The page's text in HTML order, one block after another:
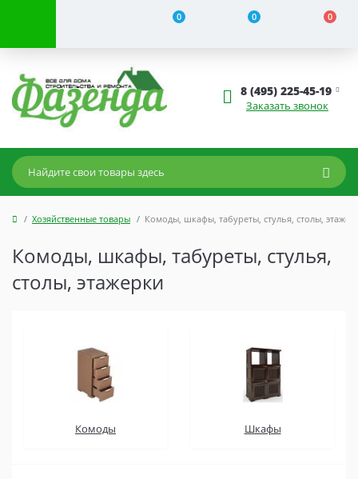
0 0 0
8 (495) 225-45-19
Заказать звонок
Хозяйственные товары Комоды, шкафы, табуреты, стулья, столы,
Комоды, шкафы, табуреты, стулья,
столы, этажерки
Комоды Шкафы